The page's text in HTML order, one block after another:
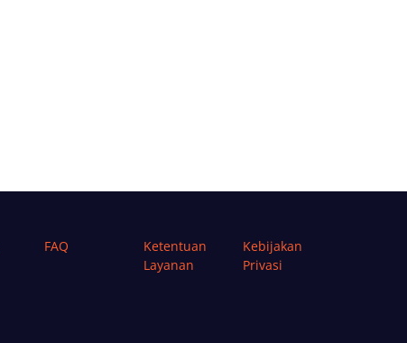
FAQ
Ketentuan
Layanan
Kebijakan
Privasi